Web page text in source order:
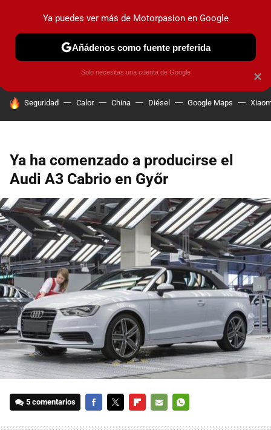
PRUEBAS COCHES ELÉCTRICOS OBSERVATORIO
HOY SE HABLA DE
Seguridad Calor China Diésel Google Maps
Ya ha comenzado a producirse el
Audi A3 Cabrio en Győr
5 comentarios
×
Ya puedes ver más de Motorpasion en Google
Añádenos como fuente preferida
Solo necesitas una cuenta de Google